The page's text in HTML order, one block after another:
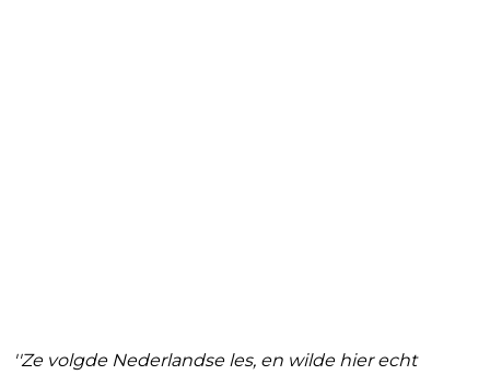
''Ze volgde Nederlandse les, en wilde hier echt